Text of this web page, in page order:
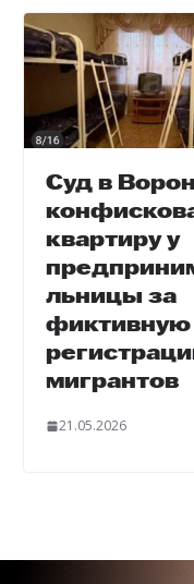
Суд в
квартиру у
льницы за
фиктивную
мигрантов
21.05.2026